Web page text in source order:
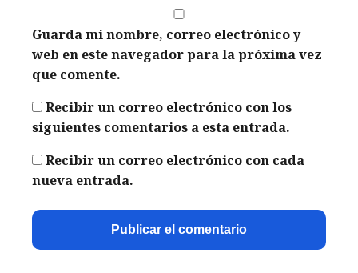
Guarda mi nombre, correo electrónico y
web en este navegador para la próxima vez
que comente.
Recibir un correo electrónico con los
siguientes comentarios a esta entrada.
Recibir un correo electrónico con cada
nueva entrada.